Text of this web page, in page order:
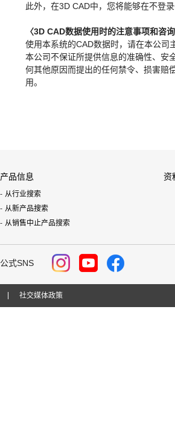
此外，在3D CAD中，您将能够在不登
〈3D CAD数据使用时的注意事项和咨
使用本系统的CAD数据时，请在本公司
本公司不保证所提供信息的准确性、安
何其他原因而提出的任何禁令、损害赔
用。
产品信息
从行业搜索
从新产品搜索
从销售中止产品搜索
资
公式SNS
社交媒体政策